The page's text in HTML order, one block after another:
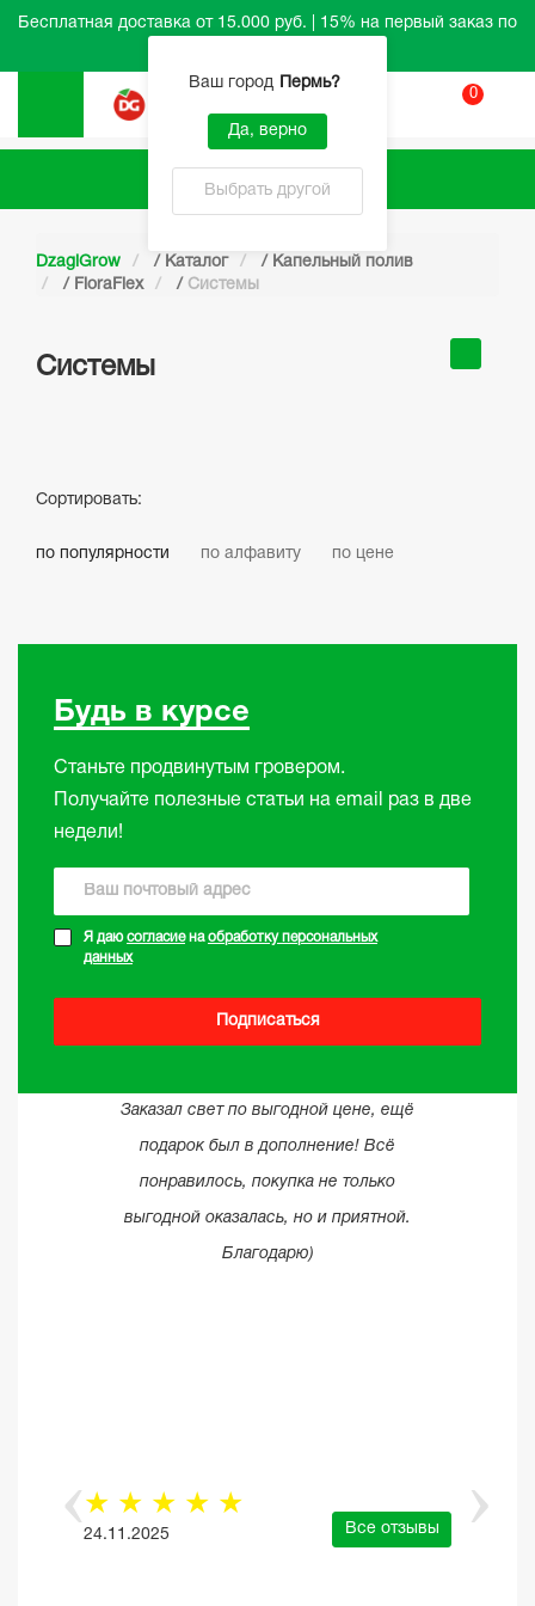
Бесплатная доставка от 15.000 руб. | 15% на первый заказ по
Ваш город Пермь?
Да, верно
Выбрать другой
0
Каталог
DzagiGrow / Каталог / Капельный полив
/ FloraFlex / Системы
Системы
Сортировать:
по популярности по алфавиту по цене
Будь в курсе
Станьте продвинутым гровером.
Получайте полезные статьи на email раз в две
недели!
Я даюсогласиенаобработку персональных
данных
Подписаться
Заказал свет по выгодной цене, ещё
подарок был в дополнение! Всё
понравилось, покупка не только
выгодной оказалась, но и приятной.
Благодарю)
☆
☆
☆
☆
☆
24.11.2025 Все отзывы